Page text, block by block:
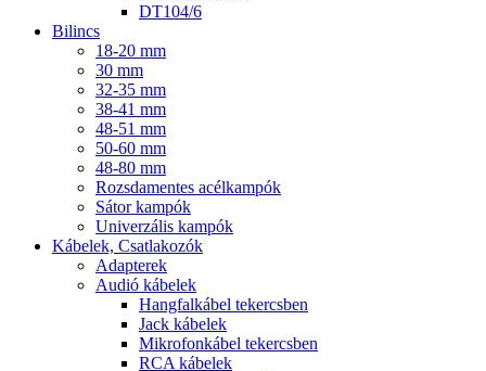
DT104/6
Bilincs
18-20 mm
30 mm
32-35 mm
38-41 mm
48-51 mm
50-60 mm
48-80 mm
Rozsdamentes acélkampók
Sátor kampók
Univerzális kampók
Kábelek, Csatlakozók
Adapterek
Audió kábelek
Hangfalkábel tekercsben
Jack kábelek
Mikrofonkábel tekercsben
RCA kábelek